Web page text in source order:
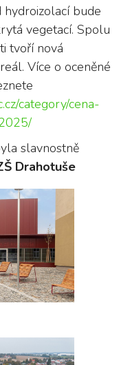
hydroizolací bude
vegetací. Spolu
tvoří nová
Více o oceněné
category/cena-
slavnostně
Drahotuše